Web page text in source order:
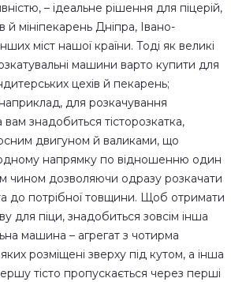
– ідеальне рішення для піцерій,
й мініпекарень Дніпра, Івано-
міст нашої країни. Тоді як великі
машини варто купити для
цехів й пекарень;
для розкачування
вам знадобиться тісторозкатка,
двигуном й валиками, що
напрямку по відношенню один
чином дозволяючи одразу розкачати
до потрібної товщини. Щоб отримати
для піци, знадобиться зовсім інша
машина – агрегат з чотирма
розміщені зверху під кутом, а інша
тісто пропускається через перші